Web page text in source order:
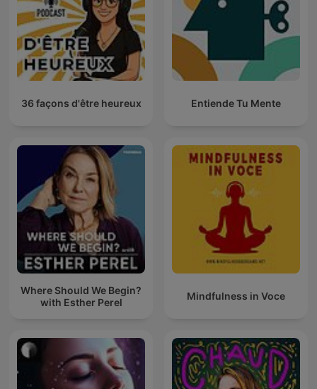
36 façons d'être heureux Entiende Tu Mente
Where Should We Begin?
with Esther Perel
Mindfulness in Voce